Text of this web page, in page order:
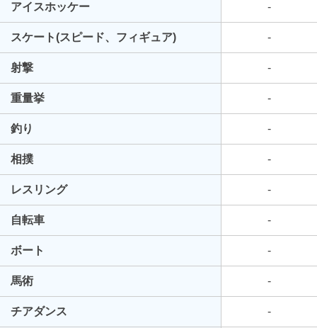
アイスホッケー -
スケート(スピード、フィギュア) -
射撃 -
重量挙 -
釣り -
相撲 -
レスリング -
自転車 -
ボート -
馬術 -
チアダンス -